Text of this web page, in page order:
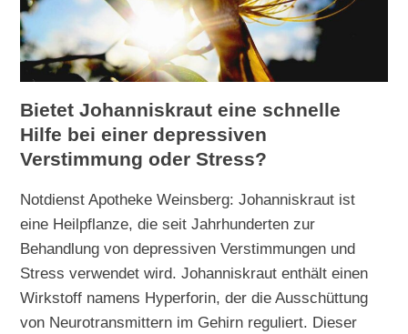
Bietet Johanniskraut eine schnelle
Hilfe bei einer depressiven
Verstimmung oder Stress?
Notdienst Apotheke Weinsberg: Johanniskraut ist
eine Heilpflanze, die seit Jahrhunderten zur
Behandlung von depressiven Verstimmungen und
Stress verwendet wird. Johanniskraut enthält einen
Wirkstoff namens Hyperforin, der die Ausschüttung
von Neurotransmittern im Gehirn reguliert. Dieser